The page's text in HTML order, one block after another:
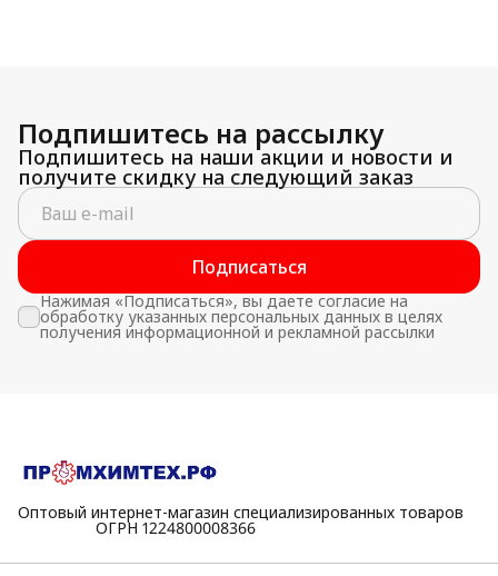
Подпишитесь на рассылку
Подпишитесь на наши акции и новости и
получите скидку на следующий заказ
Подписаться
Нажимая «Подписаться», вы даете согласие на
обработку указанных персональных данных в целях
получения информационной и рекламной рассылки
Оптовый интернет-магазин специализированных товаров
⠀⠀⠀⠀⠀⠀⠀ОГРН 1224800008366